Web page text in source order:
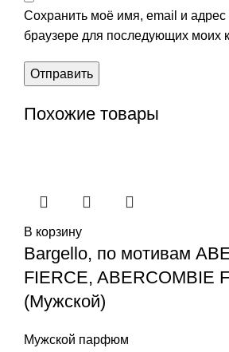
Сохранить моё имя, email и адрес
браузере для последующих моих
Похожие товары
В корзину
Bargello, по мотивам
FIERCE, ABERCOMBIE
(Мужской)
Мужской парфюм